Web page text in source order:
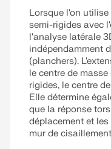
Lorsque l'on
semi-rigides avec
l'analyse latérale
indépendamment
(planchers).
le centre de
rigides, le centre
Elle détermine
que la réponse
déplacement et
mur de